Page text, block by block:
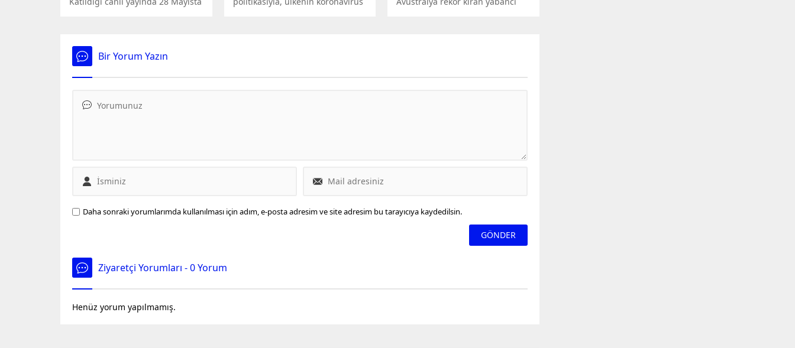
Süleyman Soylu, "28 Mayısta tersi
bir durum olursa Sivasın
taş oturur ve yüzyıl bu taşı
Bir Yorum Yazın
Daha sonraki yorumlarımda kullanılması için adım, e-posta adresim ve site adresim bu tarayıcıya kaydedilsin.
Ziyaretçi Yorumları - 0 Yorum
Henüz yorum yapılmamış.